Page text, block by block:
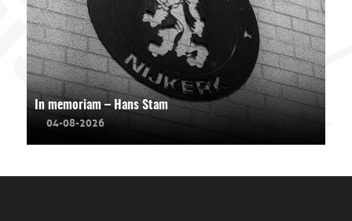
In memoriam – Hans Stam
04-08-2026